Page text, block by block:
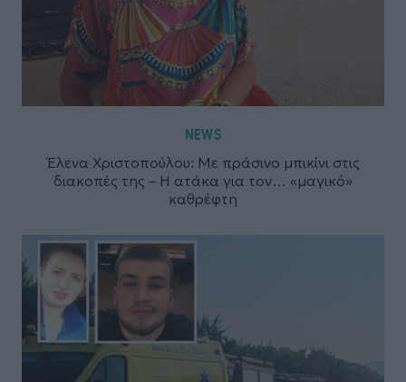
NEWS
Έλενα Χριστοπούλου: Με πράσινο μπικίνι στις
διακοπές της – Η ατάκα για τον… «μαγικό»
καθρέφτη